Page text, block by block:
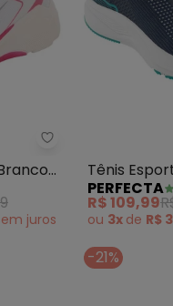
Perfecta - Tênis
juros
Tênis
PERFECTA
R$ 109,99
ou 3x de R$
-21%